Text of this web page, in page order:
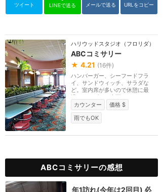
ツイート LINEで送る メールで送る URLをコピー
ハリウッドスタジオ（フロリダ）
ABCコミサリー
★ 4.21 (16件)
ハンバーガー、シーフードフラ
イ、サンドウィッチ、サラダな
ど。室内席が多いので休憩に最
適。ディズニー傘下のテ...
カウンター
価格 $
雨でもOK
ABCコミサリーの感想
年1訪れ(今年は2回目) 必